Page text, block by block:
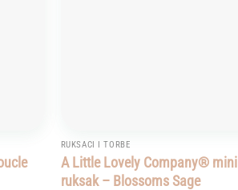
RUKSACI I TORBE
A Little Lovely Company® mini
ruksak – Blossoms Sage